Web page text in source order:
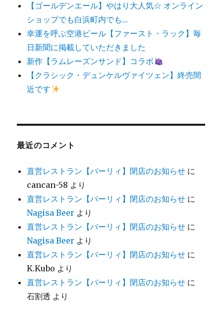
【ゴールデンエール】やはり大人気☆ オンライン
ショップでも白浜町内でも…
幸運を呼ぶ空港ビール【ファースト・ラック】毎
日新聞に掲載していただきました
新作【ラムレーズンサンド】コラボ
【クラシック・デュンケルヴァイツェン】終売間
近です
最近のコメント
直営レストラン【バーリィ】閉店のお知らせ に
cancan-58 より
直営レストラン【バーリィ】閉店のお知らせ に
Nagisa Beer より
直営レストラン【バーリィ】閉店のお知らせ に
Nagisa Beer より
直営レストラン【バーリィ】閉店のお知らせ に
K.Kubo より
直営レストラン【バーリィ】閉店のお知らせ に
石割透 より